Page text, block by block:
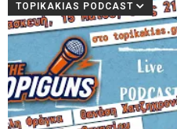
TOPIKAKIAS PODCAST